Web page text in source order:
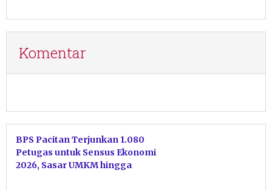
Komentar
BPS Pacitan Terjunkan 1.080
Petugas untuk Sensus Ekonomi
2026, Sasar UMKM hingga